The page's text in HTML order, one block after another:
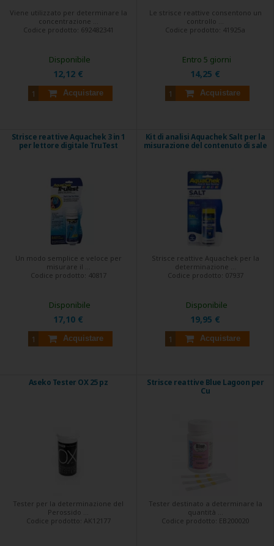
Viene utilizzato per determinare la
concentrazione ...
Codice prodotto: 692482341
12,12 €
Acquistare
Disponibile
Le strisce reattive consentono un
controllo ...
Codice prodotto: 41925a
14,25 €
Acquistare
Entro 5 giorni
Strisce reattive Aquachek 3 in 1
per lettore digitale TruTest
Un modo semplice e veloce per
misurare il ...
Codice prodotto: 40817
17,10 €
Acquistare
Disponibile
Kit di analisi Aquachek Salt per la
misurazione del contenuto di sale
Strisce reattive Aquachek per la
determinazione ...
Codice prodotto: 07937
19,95 €
Acquistare
Disponibile
Aseko Tester OX 25 pz
Tester per la determinazione del
Perossido ...
Codice prodotto: AK12177
Strisce reattive Blue Lagoon per
Cu
Tester destinato a determinare la
quantità ...
Codice prodotto: EB200020